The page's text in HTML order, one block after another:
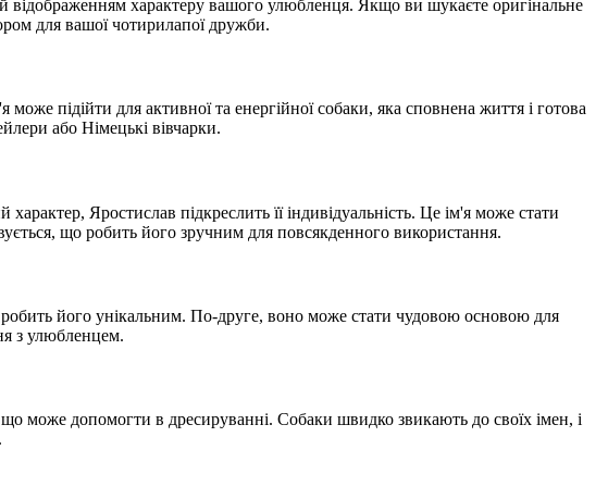
відображенням характеру вашого улюбленця. Якщо ви шукаєте оригінальне
для вашої чотирилапої дружби.
підійти для активної та енергійної собаки, яка сповнена життя і готова
або Німецькі вівчарки.
Яростислав підкреслить її індивідуальність. Це ім'я може стати
що робить його зручним для повсякденного використання.
його унікальним. По-друге, воно може стати чудовою основою для
з улюбленцем.
може допомогти в дресируванні. Собаки швидко звикають до своїх імен, і